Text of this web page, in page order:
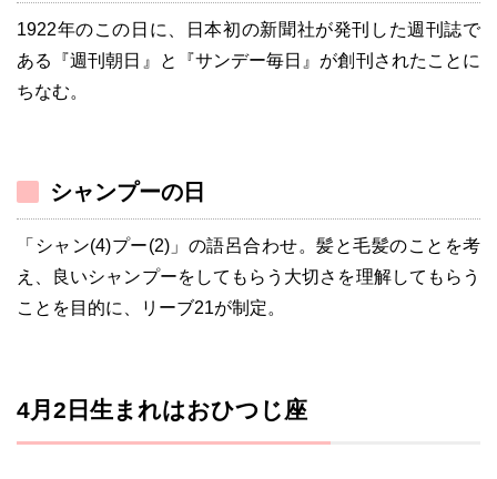
1922年のこの日に、日本初の新聞社が発刊した週刊誌で
ある『週刊朝日』と『サンデー毎日』が創刊されたことに
ちなむ。
シャンプーの日
「シャン(4)プー(2)」の語呂合わせ。髪と毛髪のことを考
え、良いシャンプーをしてもらう大切さを理解してもらう
ことを目的に、リーブ21が制定。
4月2日生まれはおひつじ座